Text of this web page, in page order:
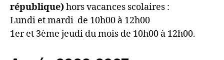
république)hors vacances scolaires :
Lundi et mardi de 10h00 à 12h00
1er et 3ème jeudi du mois de 10h00 à 12h00.